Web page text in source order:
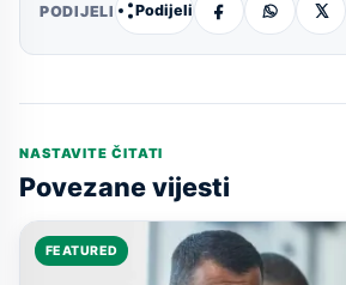
PODIJELI Podijeli
NASTAVITE ČITATI
Povezane vijesti
FEATURED